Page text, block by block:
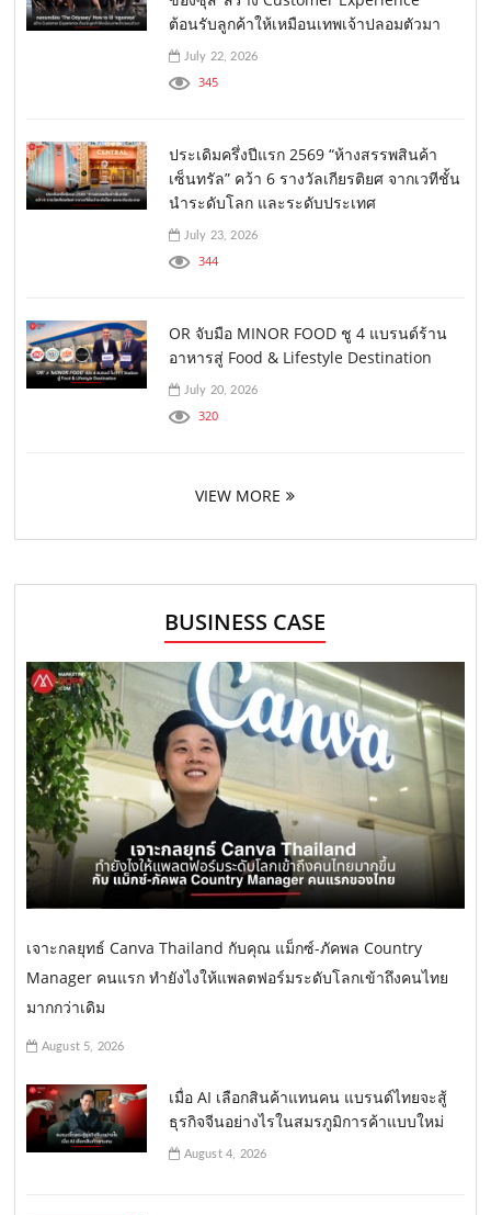
ต้อนรับลูกค้าให้เหมือนเทพเจ้าปลอมตัวมา
July 22, 2026
345
ประเดิมครึ่งปีแรก 2569 “ห้างสรรพสินค้า
เซ็นทรัล” คว้า 6 รางวัลเกียรติยศ จากเวทีชั้น
นำระดับโลก และระดับประเทศ
July 23, 2026
344
OR จับมือ MINOR FOOD ชู 4 แบรนด์ร้าน
อาหารสู่ Food & Lifestyle Destination
July 20, 2026
320
VIEW MORE
BUSINESS CASE
เจาะกลยุทธ์ Canva Thailand กับคุณ แม็กซ์-ภัคพล Country
Manager คนแรก ทำยังไงให้แพลตฟอร์มระดับโลกเข้าถึงคนไทย
มากกว่าเดิม
August 5, 2026
เมื่อ AI เลือกสินค้าแทนคน แบรนด์ไทยจะสู้
ธุรกิจจีนอย่างไรในสมรภูมิการค้าแบบใหม่
August 4, 2026